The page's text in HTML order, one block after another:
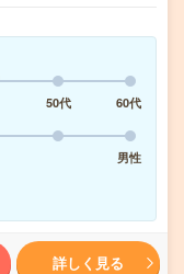
50代
60代
男性
詳しく見る